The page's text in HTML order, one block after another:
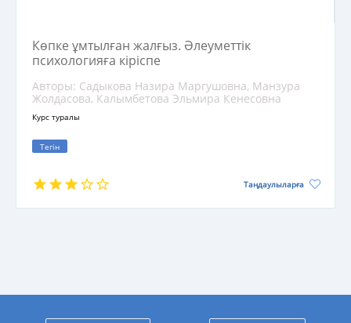
Көпке ұмтылған жалғыз. Әлеуметтік
психологияға кіріспе
Авторы: Садыкова Назира Маргушовна, Манзура
Жолдасова, Калымбетова Эльмира Кенесовна
Курс туралы
Тегін
Таңдаулыларға